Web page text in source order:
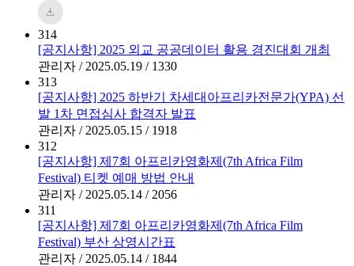
314
[공지사항] 2025 외교 공공데이터 활용 경진대회 개최
관리자 / 2025.05.19 / 1330
313
[공지사항] 2025 하반기 차세대아프리카전문가(YPA) 선
발 1차 면접심사 합격자 발표
관리자 / 2025.05.15 / 1918
312
[공지사항] 제7회 아프리카영화제(7th Africa Film
Festival) 티켓 예매 방법 안내
관리자 / 2025.05.14 / 2056
311
[공지사항] 제7회 아프리카영화제(7th Africa Film
Festival) 부산 상영시간표
관리자 / 2025.05.14 / 1844